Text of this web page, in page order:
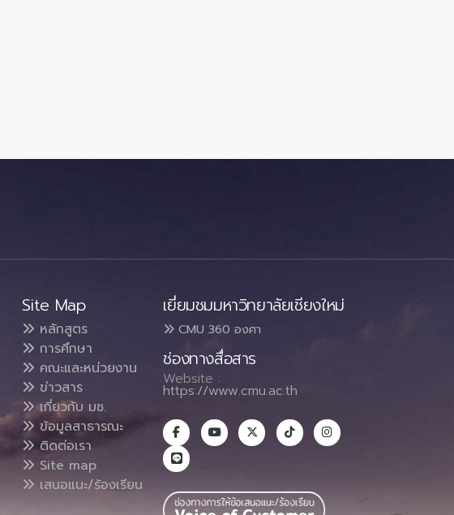
Site Map
หลักสูตร
การศึกษา
คณะและหน่วยงาน
ข่าวสาร
เกี่ยวกับ มช.
ข้อมูลสาธารณะ
ติดต่อเรา
Site map
เสนอแนะ/ร้องเรียน
เยี่ยมชมมหาวิทยาลัยเชียงใหม่
CMU 360 องศา
ช่องทางสื่อสาร
Website :
https://www.cmu.ac.th